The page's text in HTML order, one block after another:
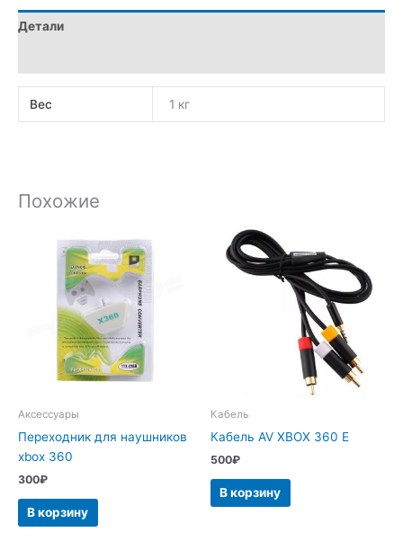
Е
Детали
Вес 1 кг
Похожие
Аксессуары
Переходник для наушников
xbox 360
300₽
В корзину
Кабель
Кабель AV XBOX 360 E
500₽
В корзину